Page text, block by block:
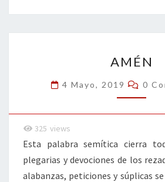
o
o
er dI
n
l
AMÉN
4 Mayo, 2019 0
325 views
Esta palabra semítica cierra
plegarias y devociones de los
alabanzas, peticiones y súplicas